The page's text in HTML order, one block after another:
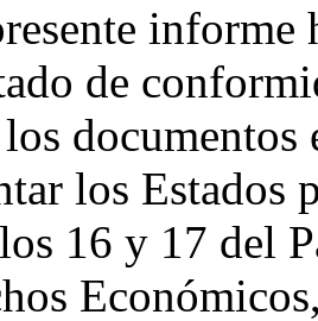
informe
de
documentos
los Estados
16 y 17 del